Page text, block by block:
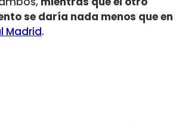
se daría nada menos que en
Madrid.